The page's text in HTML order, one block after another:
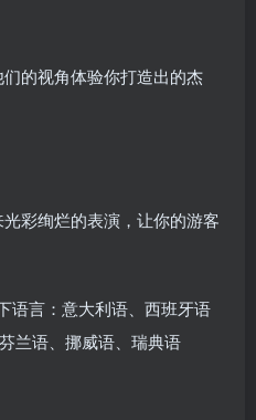
的视角体验你打造出的杰
彩绚烂的表演，让你的游客
语言：意大利语、西班牙语
兰语、挪威语、瑞典语